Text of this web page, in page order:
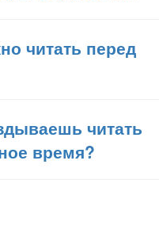
читать перед
читать
время?